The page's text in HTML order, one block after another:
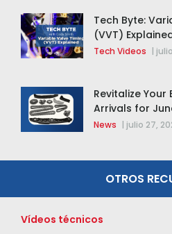
Tech Byte:
(VVT)
Tech Videos |
Revitalize Your
Arrivals for
News | julio 27,
OTROS
Vídeos técnicos